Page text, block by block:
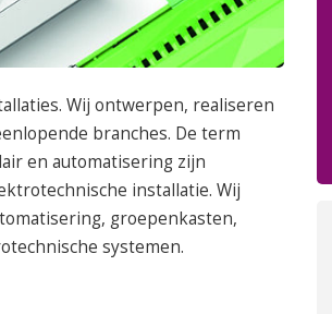
Wij ontwerpen, realiseren
branches. De term
en automatisering zijn
installatie. Wij
groepenkasten,
systemen.